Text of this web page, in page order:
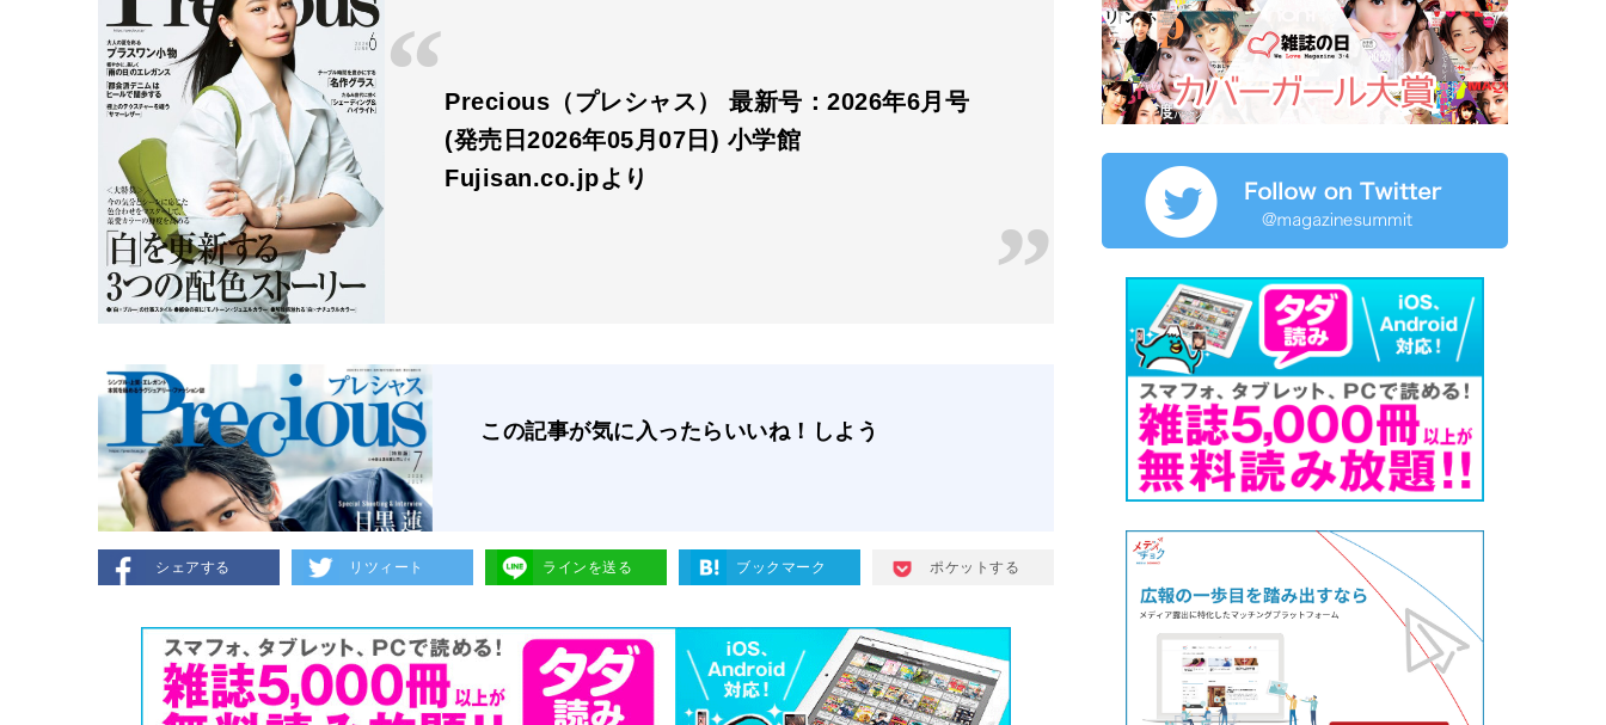
Precious（プレシャス） 最新号：2026年6月号
(発売日2026年05月07日) 小学館
Fujisan.co.jpより
この記事が気に入ったらいいね！しよう
シェアする リツィート ラインを送る ブックマーク ポケットする